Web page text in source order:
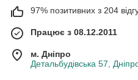
97% позитивних з 204
Працює з 08.12.2011
м. Дніпро
Детальбудівська 57,